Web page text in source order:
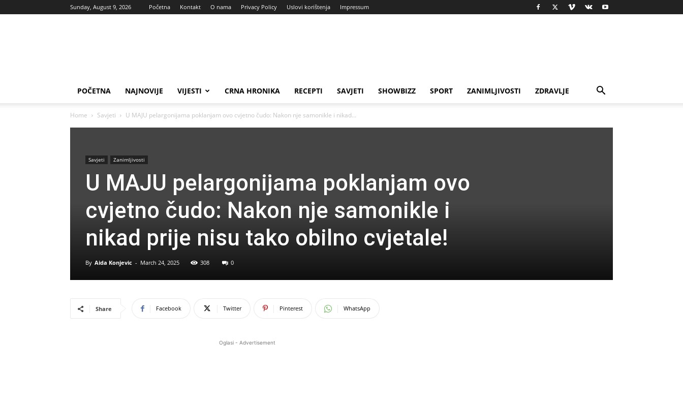
Sunday, August 9, 2026 Početna Kontakt O nama Privacy Policy Uslovi korištenja Impressum
POČETNA NAJNOVIJE VIJESTI CRNA HRONIKA RECEPTI SAVJETI SHOWBIZZ SPORT ZANIMLJIVOSTI ZDRAVLJE
Home Savjeti U MAJU pelargonijama poklanjam ovo cvjetno čudo: Nakon nje samonikle i nikad...
Savjeti Zanimljivosti
U MAJU pelargonijama poklanjam ovo
cvjetno čudo: Nakon nje samonikle i
nikad prije nisu tako obilno cvjetale!
By Aida Konjevic - March 24, 2025 308 0
Share Facebook Twitter Pinterest WhatsApp
Oglasi - Advertisement